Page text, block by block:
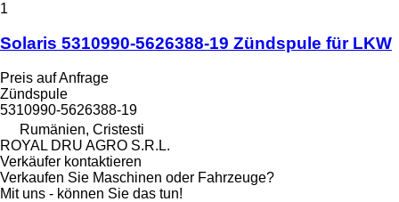
1
Solaris 5310990-5626388-19 Zündspule für LKW
Preis auf Anfrage
Zündspule
5310990-5626388-19
Rumänien, Cristesti
ROYAL DRU AGRO S.R.L.
Verkäufer kontaktieren
Verkaufen Sie Maschinen oder Fahrzeuge?
Mit uns - können Sie das tun!